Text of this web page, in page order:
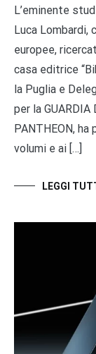
L’eminente
Luca Lombardi,
europee,
casa editrice
la Puglia e
per la GUARDIA
PANTHEON,
volumi e ai […]
LEGGI